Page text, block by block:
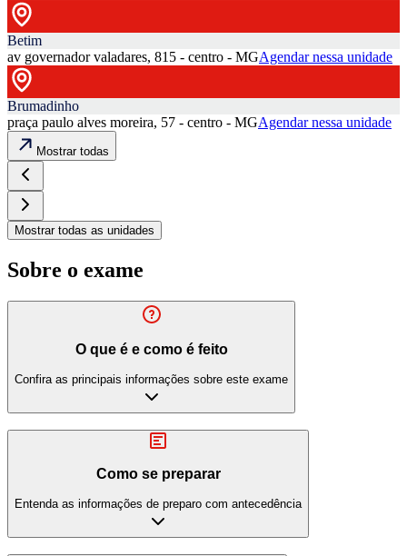
Betim
av governador valadares, 815 - centro - MGAgendar nessa unidade
Brumadinho
praça paulo alves moreira, 57 - centro - MGAgendar nessa unidade
Mostrar todas
Mostrar todas as unidades
Sobre o exame
O que é e como é feito
Confira as principais informações sobre este exame
Como se preparar
Entenda as informações de preparo com antecedência